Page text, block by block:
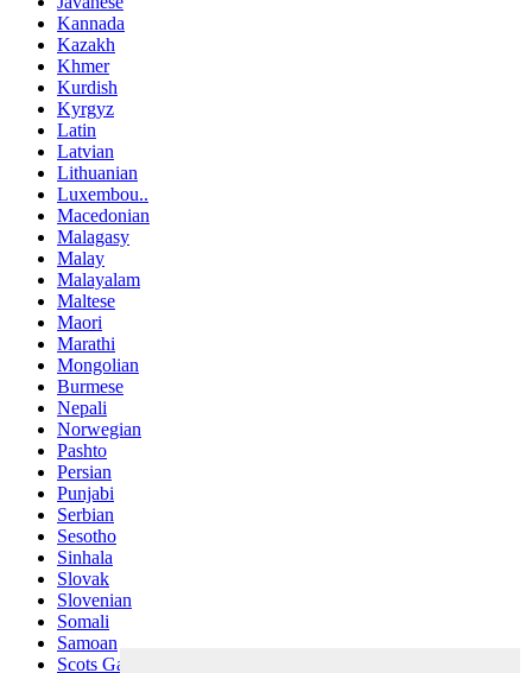
Kannada
Kazakh
Khmer
Kurdish
Kyrgyz
Latin
Latvian
Lithuanian
Luxembou..
Macedonian
Malagasy
Malay
Malayalam
Maltese
Maori
Marathi
Mongolian
Burmese
Nepali
Norwegian
Pashto
Persian
Punjabi
Serbian
Sesotho
Sinhala
Slovak
Slovenian
Somali
Samoan
Scots Gaelic